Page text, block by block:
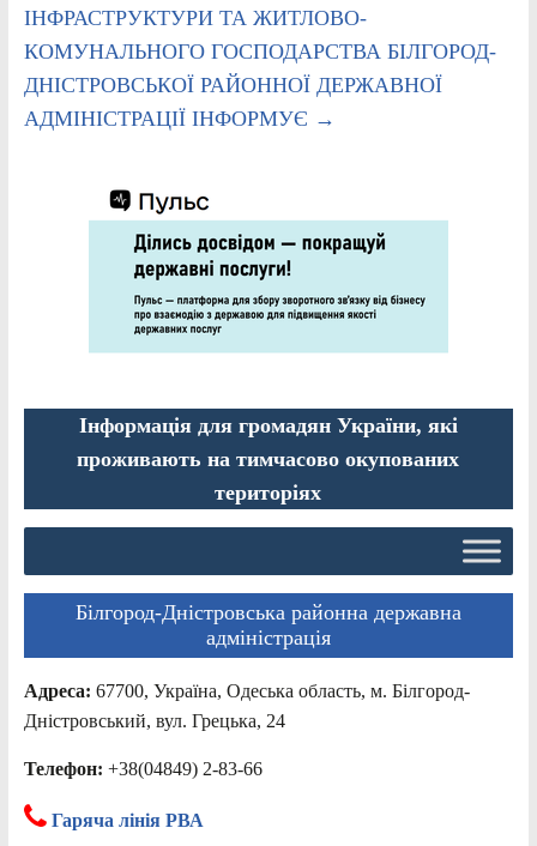
ІНФРАСТРУКТУРИ ТА ЖИТЛОВО-
КОМУНАЛЬНОГО ГОСПОДАРСТВА БІЛГОРОД-
ДНІСТРОВСЬКОЇ РАЙОННОЇ ДЕРЖАВНОЇ
АДМІНІСТРАЦІЇ ІНФОРМУЄ →
Інформація для громадян України, які
проживають на тимчасово окупованих
територіях
Білгород-Дністровська районна державна
адміністрація
Адреса: 67700, Україна, Одеська область, м. Білгород-
Дністровський, вул. Грецька, 24
Телефон: +38(04849) 2-83-66
Гаряча лінія РВА